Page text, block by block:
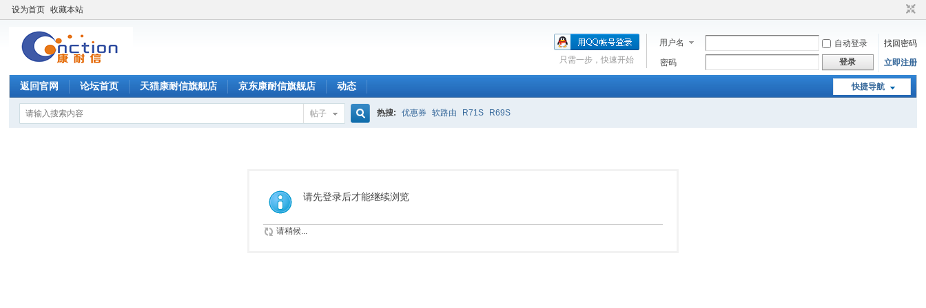
设为首页 收藏本站
用户名 自动登录
找回密码
密码
登录 立即注册
只需一步，快速开始
快捷导航
返回官网 论坛首页 天猫康耐信旗舰店 京东康耐信旗舰店 动态
帖子
索
热搜: 优惠券 软路由 R71S R69S
请先登录后才能继续浏览
请稍候...